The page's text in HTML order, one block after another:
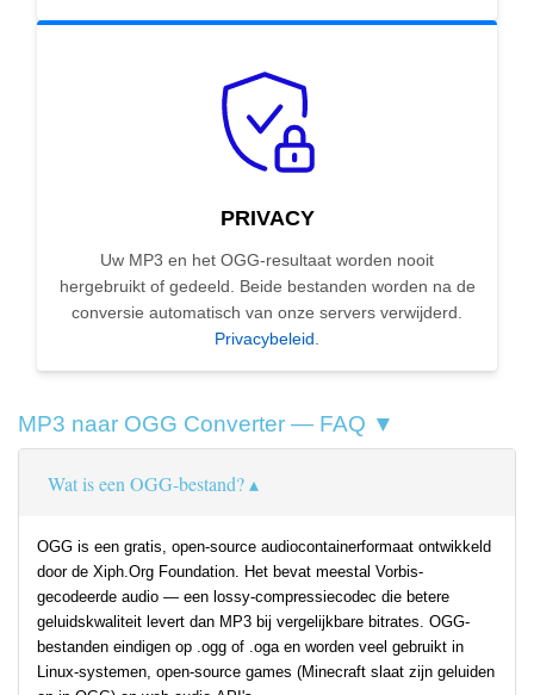
PRIVACY
Uw MP3 en het OGG-resultaat worden nooit
hergebruikt of gedeeld. Beide bestanden worden na de
conversie automatisch van onze servers verwijderd.
Privacybeleid.
MP3 naar OGG Converter — FAQ ▼
Wat is een OGG-bestand?
OGG is een gratis, open-source audiocontainerformaat ontwikkeld
door de Xiph.Org Foundation. Het bevat meestal Vorbis-
gecodeerde audio — een lossy-compressiecodec die betere
geluidskwaliteit levert dan MP3 bij vergelijkbare bitrates. OGG-
bestanden eindigen op .ogg of .oga en worden veel gebruikt in
Linux-systemen, open-source games (Minecraft slaat zijn geluiden